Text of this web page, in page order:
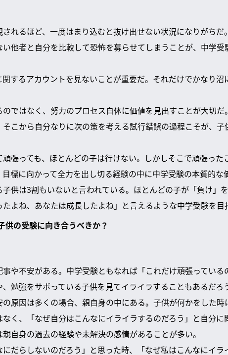
れるほど、一度はまり込むと抜け出せない状況になりがちだ
他者と自分を比較して恐怖を募らせてしまうことが、中学受
するアカウントを見ないことが重要だ。それだけでかなり沼
ではなく、努力のプロセス自体に価値を見出すことが大切だ
こから自分なりに次の策を考える試行錯誤の過程こそが、
張っても、ほとんどの子は行けない。しかしそこで頑張った
標に向かって全力を出し切る経験の中に中学受験の本質的な
供は3割もいないと言われている。ほとんどの子が「負け」
よね、あなたは成長したよね」と言えるような中学受験を目
供の受験に向き合うべきか？
や不安がある。中学受験ともなれば「これだけ頑張っている
勉強をサボっている子供を見てイライラすることもあるだろ
原因は多くの場合、親自身の中にある。子供が何かをした時
く、「なぜ自分はこんなにイライラするのだろう」と自分に
自身の過去の経験や未解決の感情があることが多い。
だらしないのだろう」と思った時、「なぜ私はこんなにイラ